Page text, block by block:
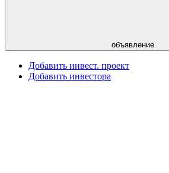
объявление
Добавить инвест. проект
Добавить инвестора